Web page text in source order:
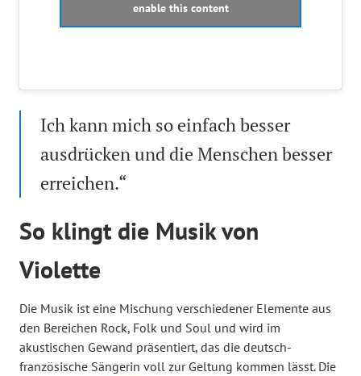
enable this content
Ich kann mich so einfach besser
ausdrücken und die Menschen besser
erreichen.“
So klingt die Musik von
Violette
Die Musik ist eine Mischung verschiedener Elemente aus
den Bereichen Rock, Folk und Soul und wird im
akustischen Gewand präsentiert, das die deutsch-
französische Sängerin voll zur Geltung kommen lässt. Die